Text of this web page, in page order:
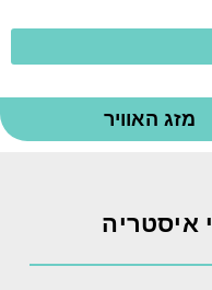
מזג האוויר
איסטריה